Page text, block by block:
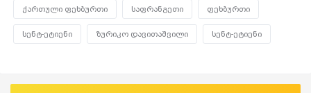
ქართული ფეხბურთი საფრანგეთი ფეხბურთი
სენტ-ეტიენი ზურიკო დავითაშვილი სენტ-ეტიენი